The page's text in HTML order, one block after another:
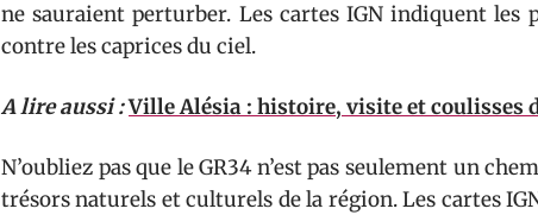
ne sauraient perturber. Les cartes IGN indiquent les
contre les caprices du ciel.
A lire aussi :Ville Alésia : histoire, visite et coulisses
N’oubliez pas que le GR34 n’est pas seulement un
trésors naturels et culturels de la région. Les cartes